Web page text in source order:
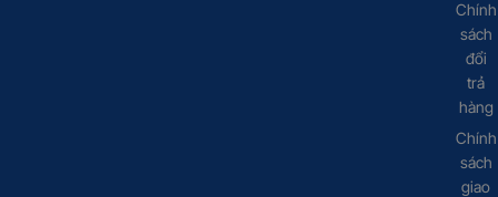
Chính
sách
đổi
trả
hàng
Chính
sách
giao